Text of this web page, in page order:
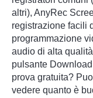
altri), AnyRec
registrazione facili
programmazione
audio di alta
pulsante
prova gratuita?
vedere quanto è